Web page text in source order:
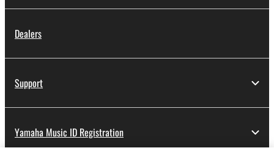
Dealers
Support
Yamaha Music ID Registration